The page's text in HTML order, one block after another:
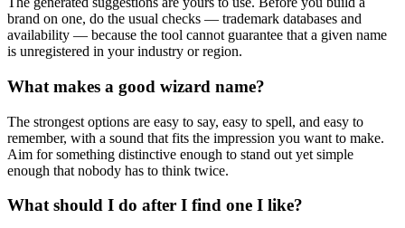
brand on one, do the usual checks — trademark databases and
availability — because the tool cannot guarantee that a given name
is unregistered in your industry or region.
What makes a good wizard name?
The strongest options are easy to say, easy to spell, and easy to
remember, with a sound that fits the impression you want to make.
Aim for something distinctive enough to stand out yet simple
enough that nobody has to think twice.
What should I do after I find one I like?